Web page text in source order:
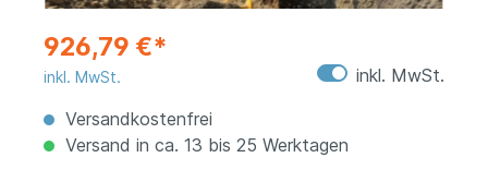
926,79 €*
inkl. MwSt.
inkl. MwSt.
Versandkostenfrei
Versand in ca. 13 bis 25 Werktagen